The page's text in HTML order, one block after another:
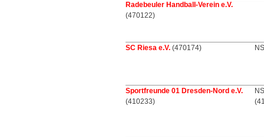
Radebeuler Handball-Verein e.V.
(470122)
SC Riesa e.V. (470174)
Sportfreunde 01 Dresden-Nord e.V.
(410233)